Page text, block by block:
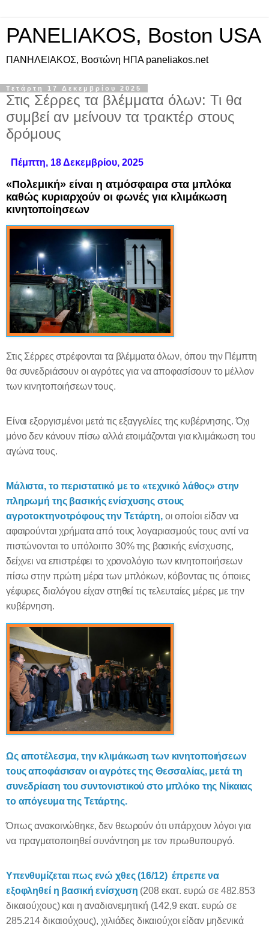
PANELIAKOS, Boston USA
ΠAΝΗΛΕΙΑΚΟΣ, Βοστώνη ΗΠΑ paneliakos.net
Τετάρτη 17 Δεκεμβρίου 2025
Στις Σέρρες τα βλέμματα όλων: Τι θα
συμβεί αν μείνουν τα τρακτέρ στους
δρόμους
Πέμπτη, 18 Δεκεμβρίου, 2025
«Πολεμική» είναι η ατμόσφαιρα στα μπλόκα
καθώς κυριαρχούν οι φωνές για κλιμάκωση
κινητοποίησεων
Στις Σέρρες στρέφονται τα βλέμματα όλων, όπου την Πέμπτη
θα συνεδριάσουν οι αγρότες για να αποφασίσουν το μέλλον
των κινητοποιήσεων τους.
Είναι εξοργισμένοι μετά τις εξαγγελίες της κυβέρνησης. Όχι
μόνο δεν κάνουν πίσω αλλά ετοιμάζονται για κλιμάκωση του
αγώνα τους.
Μάλιστα, το περιστατικό με το «τεχνικό λάθος» στην
πληρωμή της βασικής ενίσχυσης στους
αγροτοκτηνοτρόφους την Τετάρτη, οι οποίοι είδαν να
αφαιρούνται χρήματα από τους λογαριασμούς τους αντί να
πιστώνονται το υπόλοιπο 30% της βασικής ενίσχυσης,
δείχνει να επιστρέφει το χρονολόγιο των κινητοποιήσεων
πίσω στην πρώτη μέρα των μπλόκων, κόβοντας τις όποιες
γέφυρες διαλόγου είχαν στηθεί τις τελευταίες μέρες με την
κυβέρνηση.
Ως αποτέλεσμα, την κλιμάκωση των κινητοποιήσεων
τους αποφάσισαν οι αγρότες της Θεσσαλίας, μετά τη
συνεδρίαση του συντονιστικού στο μπλόκο της Νίκαιας
το απόγευμα της Τετάρτης.
Όπως ανακοινώθηκε, δεν θεωρούν ότι υπάρχουν λόγοι για
να πραγματοποιηθεί συνάντηση με τον πρωθυπουργό.
Υπενθυμίζεται πως ενώ χθες (16/12) έπρεπε να
εξοφληθεί η βασική ενίσχυση (208 εκατ. ευρώ σε 482.853
δικαιούχους) και η αναδιανεμητική (142,9 εκατ. ευρώ σε
285.214 δικαιούχους), χιλιάδες δικαιούχοι είδαν μηδενικά